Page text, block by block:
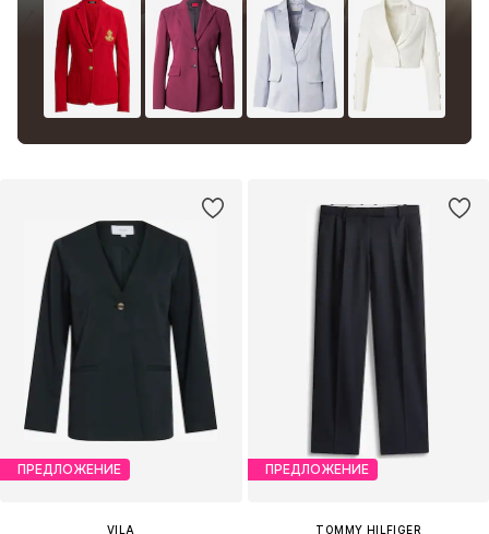
ПРЕДЛОЖЕНИЕ
VILA
ПРЕДЛОЖЕНИЕ
TOMMY HILFIGER